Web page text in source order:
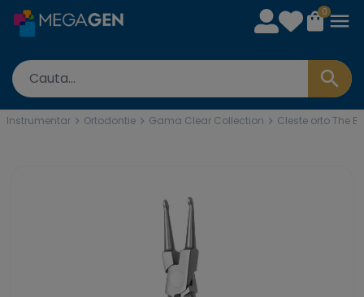
0
Instrumentar Ortodontie Gama Clear Collection Cleste orto The